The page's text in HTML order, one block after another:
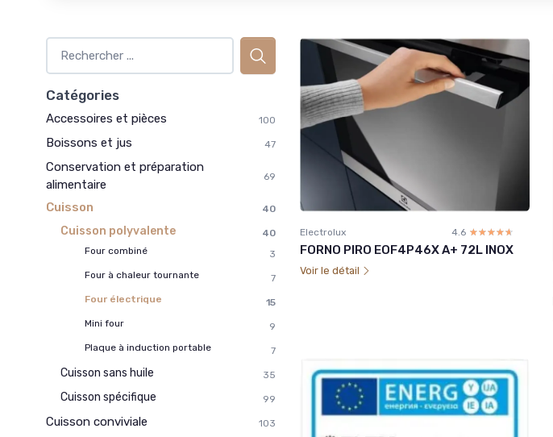
Catégories
Accessoires et pièces 100
Boissons et jus 47
Conservation et préparation
alimentaire
69
Cuisson 40
Cuisson polyvalente
40
Four combiné
3
Four à chaleur tournante
7
Four électrique
15
Mini four
9
Plaque à induction portable
7
Cuisson sans huile 35
Cuisson spécifique 99
Cuisson conviviale 103
Electrolux 4.6 ☆☆☆☆☆
★★★★★
FORNO PIRO EOF4P46X A+ 72L INOX
Voir le détail